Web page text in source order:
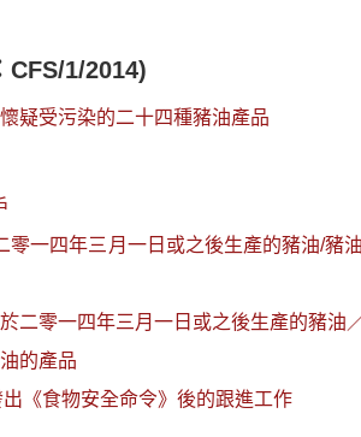
CFS/1/2014)
疑受污染的二十四種豬油產品
一四年三月一日或之後生產的豬油/豬
二零一四年三月一日或之後生產的豬油
的產品
《食物安全命令》後的跟進工作